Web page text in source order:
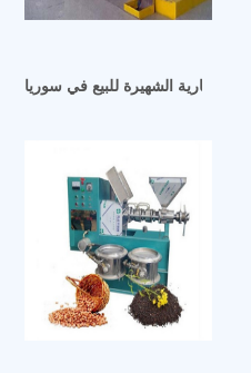
سعر ماكينة عصر زيت الفول
التجارية الشهيرة للبيع في سوريا